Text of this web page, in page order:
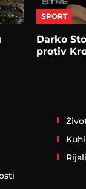
SPORT
Darko
protiv